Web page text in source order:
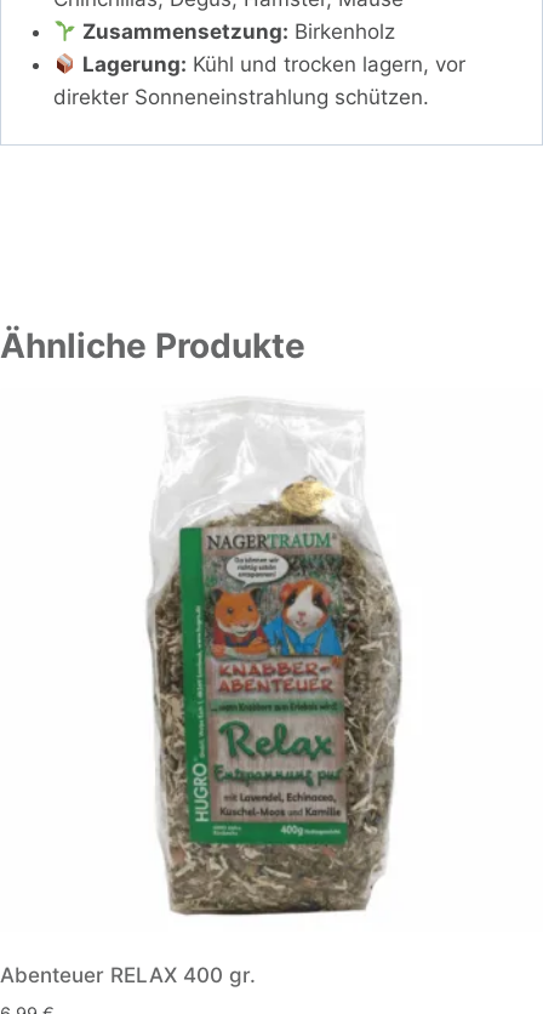
Zusammensetzung: Birkenholz
Lagerung: Kühl und trocken lagern, vor
direkter Sonneneinstrahlung schützen.
Ähnliche Produkte
Abenteuer RELAX 400 gr.